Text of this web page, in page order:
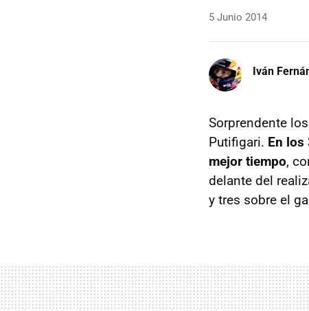
5 Junio 2014
Iván
Sorprendente
Putifigari. En los
mejor tiempo,
delante del
y tres sobre el